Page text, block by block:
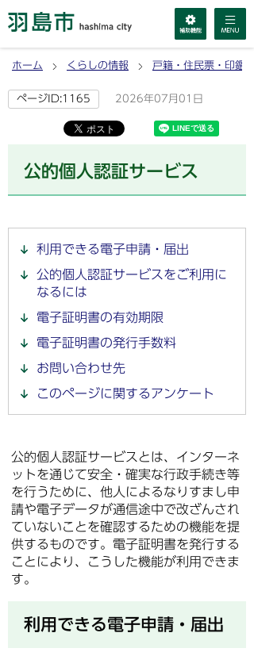
ホーム くらしの情報 戸籍・住民票・印鑑
ページID:1165 2026年07月01日
公的個人認証サービス
利用できる電子申請・届出
公的個人認証サービスをご利用に
なるには
電子証明書の有効期限
電子証明書の発行手数料
お問い合わせ先
このページに関するアンケート
公的個人認証サービスとは、インターネ
ットを通じて安全・確実な行政手続き等
を行うために、他人によるなりすまし申
請や電子データが通信途中で改ざんされ
ていないことを確認するための機能を提
供するものです。電子証明書を発行する
ことにより、こうした機能が利用できま
す。
利用できる電子申請・届出